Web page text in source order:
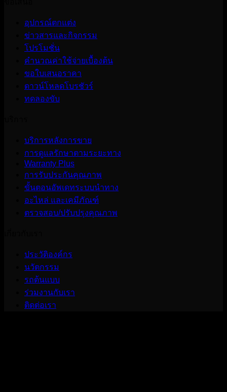
อุปกรณ์ตกแต่ง
ข่าวสารและกิจกรรม
โปรโมชั่น
คำนวณค่าใช้จ่ายเบื้องต้น
ขอใบเสนอราคา
ดาวน์โหลดโบรชัวร์
ทดลองขับ
บริการหลังการขาย
การดูแลรักษาตามระยะทาง
Warranty Plus
การรับประกันคุณภาพ
ขั้นตอนอัพเดทระบบนำทาง
อะไหล่ และเคมีภัณฑ์
ตรวจสอบ/ปรับปรุงคุณภาพ
ประวัติองค์กร
นวัตกรรม
รถต้นแบบ
ร่วมงานกับเรา
ติดต่อเรา